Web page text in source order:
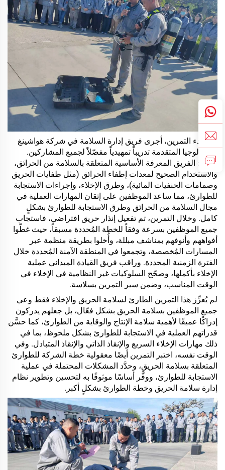
قبل بدء التمرين، أجرى فريق إدارة السلامة في شركة هواشينغ
للتكنولوجيا المتقدمة تدريباً تمهيدياً مفصّلاً لجميع المشاركين.
وشرح الفريق المعرفة الأساسية المتعلقة بالسلامة من الحرائق،
والاستخدام الصحيح لمعدات إطفاء الحرائق (مثل طفايات الحريق
وصمامات الحنفيات المائية)، وطرق الإخلاء، وإجراءات الاستجابة
للطوارئ، مما ساعد الموظفين على إتقان المهارات العملية في
مجال السلامة من الحرائق وطرق الاستجابة للطوارئ بشكلٍ
كامل. وخلال التمرين، تم تفعيل إنذار حريق افتراضي، فاستجاب
جميع الموظفين بسرعة وفقاً للخطة المُحددة مسبقاً، حيث غطّوا
أفواههم وأنوفهم بمناشف مبللة، وأُخلوا بطريقة منظمة عبر
المسارات المُخصصة، وتجمعوا في المنطقة الآمنة المُحددة خلال
الفترة الزمنية المحددة. وراقب فريق القيادة الميداني عملية
الإخلاء بأكملها، وصحّح السلوكيات غير النظامية في الإخلاء في
الوقت المناسب، وضمن سير التمرين بسلاسة.
لم يُعزِّز هذا التمرين الطارئ لسلامة الحريق والإخلاء فقط وعي
جميع الموظفين بسلامة الحريق بشكل فعّال، بل جعلهم يدركون
إدراكًا عميقًا لأهمية سلامة الإنتاج والوقاية من الطوارئ، كما حسَّن
قدراتهم العملية في الاستجابة للطوارئ بشكل ملحوظ، بما في
ذلك مهارات الإخلاء السريع والإنقاذ الذاتي والإنقاذ المتبادل. وفي
الوقت نفسه، اختبر التمرين أيضًا معقولية خطة الشركة للطوارئ
المتعلقة بسلامة الحريق، وحدَّد المشكلات المحتملة في عملية
الاستجابة للطوارئ، ووفَّر أساسًا موثوقًا به لتحسين وتطوير نظام
إدارة سلامة الحريق وخطة الطوارئ بشكلٍ أكبر.